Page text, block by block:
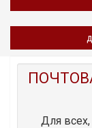
Для всех,